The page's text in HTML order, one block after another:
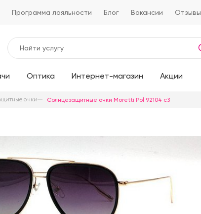
Программа лояльности Блог Вакансии Отзывы
Оптика Интернет-магазин Акции
очки Солнцезащитные очки Moretti Pol 92104 c3